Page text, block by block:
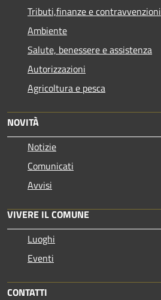
Tributi,finanze e contravvenzioni
Ambiente
Salute, benessere e assistenza
Autorizzazioni
Agricoltura e pesca
NOVITÀ
Notizie
Comunicati
Avvisi
VIVERE IL COMUNE
Luoghi
Eventi
CONTATTI